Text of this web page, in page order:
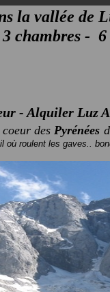
la vallée de
3 chambres -
- Alquiler Luz
des Pyrénées
roulent les gaves..